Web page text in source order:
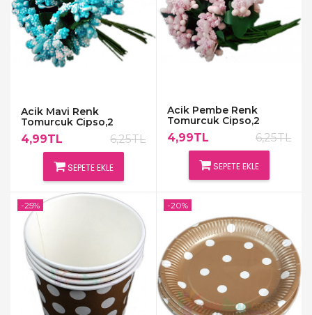
Acik Mavi Renk
Tomurcuk Cipso,2
Demet
4,99TL 6,25TL
SEPETE EKLE
Acik Pembe Renk
Tomurcuk Cipso,2
Demet
4,99TL 6,25TL
SEPETE EKLE
-25% -20%